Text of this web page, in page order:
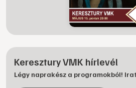
Keresztury VMK hírlevél
Légy naprakész a programokból!